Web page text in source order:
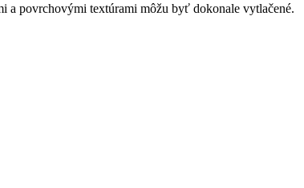
a povrchovými textúrami môžu byť dokonale vytlačené.